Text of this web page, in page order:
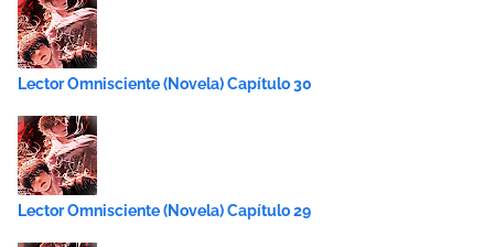
Lector Omnisciente (Novela) Capítulo 30
Lector Omnisciente (Novela) Capítulo 29